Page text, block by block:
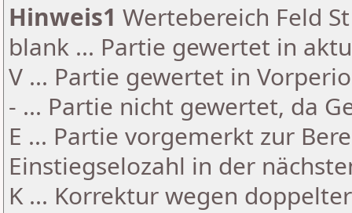
Hinweis1 Wertebereich Feld
blank ... Partie gewertet in
V ... Partie gewertet in
- ... Partie nicht gewertet, da
E ... Partie vorgemerkt zur
Einstiegselozahl in der
K ... Korrektur wegen